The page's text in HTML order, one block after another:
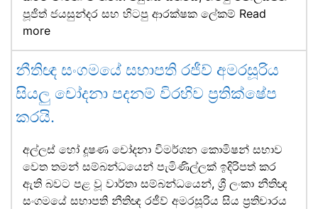
පූජිත් ජයසුන්දර සහ හිටපු ආරක්ෂක ලේකම් Read
more
නීතිඥ සංගමයේ සභාපති රජීව් අමරසූරිය
සියලු චෝදනා පදනම් විරහිව ප්‍රතික්ෂේප
කරයි.
අල්ලස් හෝ දූෂණ චෝදනා විමර්ශන කොමිෂන් සභාව
වෙත තමන් සම්බන්ධයෙන් පැමිණිල්ලක් ඉදිරිපත් කර
ඇති බවට පළ වූ වාර්තා සම්බන්ධයෙන්, ශ්‍රී ලංකා නීතිඥ
සංගමයේ සභාපති නීතිඥ රජීව් අමරසූරිය සිය ප්‍රතිචාරය